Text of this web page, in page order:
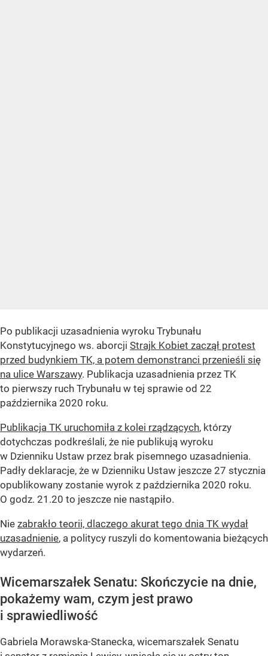
Po publikacji uzasadnienia wyroku Trybunału
Konstytucyjnego ws. aborcji Strajk Kobiet zaczął protest
przed budynkiem TK, a potem demonstranci przenieśli się
na ulice Warszawy. Publikacja uzasadnienia przez TK
to pierwszy ruch Trybunału w tej sprawie od 22
października 2020 roku.
Publikacja TK uruchomiła z kolei rządzących, którzy
dotychczas podkreślali, że nie publikują wyroku
w Dzienniku Ustaw przez brak pisemnego uzasadnienia.
Padły deklaracje, że w Dzienniku Ustaw jeszcze 27 stycznia
opublikowany zostanie wyrok z października 2020 roku.
O godz. 21.20 to jeszcze nie nastąpiło.
Nie zabrakło teorii, dlaczego akurat tego dnia TK wydał
uzasadnienie, a politycy ruszyli do komentowania bieżących
wydarzeń.
Wicemarszałek Senatu: Skończycie na dnie,
pokażemy wam, czym jest prawo
i sprawiedliwość
Gabriela Morawska-Stanecka, wicemarszałek Senatu